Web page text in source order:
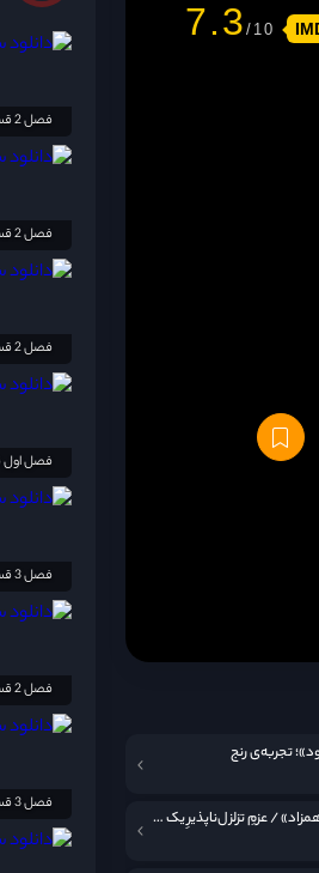
7.3
تجربه‌ی رنج
/ عزمِ تزلزل‌ناپذیرِ یک مادر
فصل 2 قسمت 8 زیرنویس فارسی اضافه شد
فصل 2 قسمت 8 زیرنویس فارسی اضافه شد
فصل 2 قسمت 6 زیرنویس فارسی اضافه شد
فصل اول قسمت 5
فصل 3 قسمت 6 زیرنویس فارسی اضافه شد
فصل 2 قسمت 8 (پایان فصل) زیرنویس فارسی اضافه شد
فصل 3 قسمت 1 و 2 دوبله فارسی اضافه شد